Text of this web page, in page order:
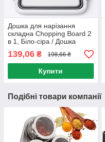
Дошка для нарізання
складна Chopping Board 2
в 1, Біло-сіра / Дошка
миска кухонна
139,06 ₴ 198,66 ₴
Купити
Подібні товари компанії